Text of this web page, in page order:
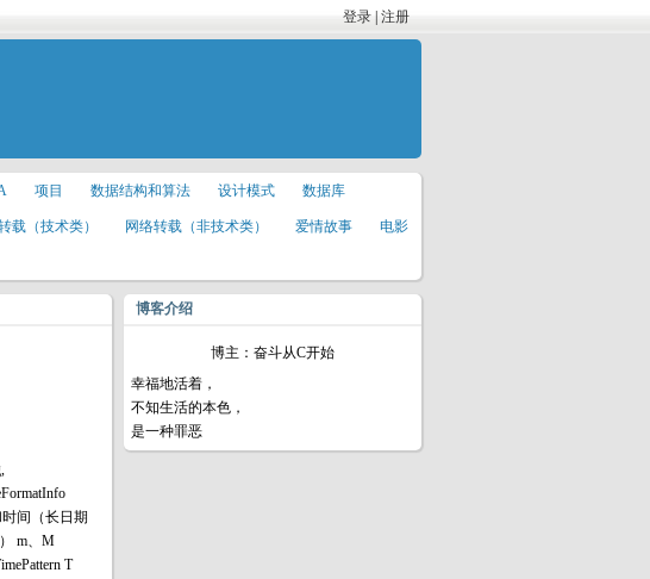
登录 注册
项目 数据结构和算法 设计模式 数据库
载（技术类） 网络转载（非技术类） 爱情故事 电影
博客介绍
博主：奋斗从C开始
幸福地活着，
不知生活的本色，
是一种罪恶
间（长日期
m、M
T